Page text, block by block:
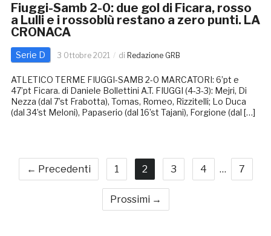
Fiuggi-Samb 2-0: due gol di Ficara, rosso
a Lulli e i rossoblù restano a zero punti. LA
CRONACA
Serie D 3 Ottobre 2021 di Redazione GRB
ATLETICO TERME FIUGGI-SAMB 2-0 MARCATORI: 6’pt e
47’pt Ficara. di Daniele Bollettini A.T. FIUGGI (4-3-3): Mejri, Di
Nezza (dal 7’st Frabotta), Tomas, Romeo, Rizzitelli; Lo Duca
(dal 34’st Meloni), Papaserio (dal 16’st Tajani), Forgione (dal […]
← Precedenti 1 2 3 4 … 7
Prossimi →